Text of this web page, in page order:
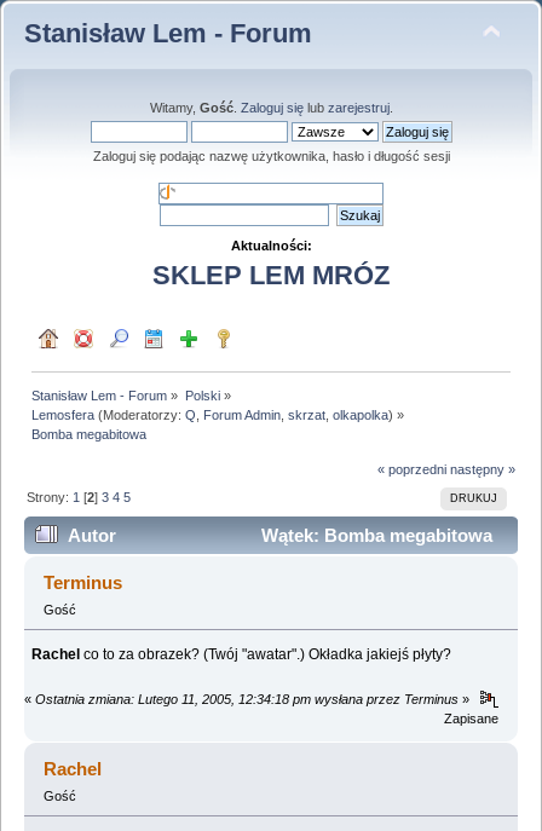
Stanisław Lem - Forum
Witamy, Gość. Zaloguj sięlub zarejestruj.
Zaloguj się podając nazwę użytkownika, hasło i długość sesji
Aktualności:
SKLEP LEM MRÓZ
Stanisław Lem - Forum » Polski»
Lemosfera (Moderatorzy:Q Forum Admin ,skrzat ,olkapolka) »
Bomba megabitowa
« poprzedni następny »
DRUKUJ
Strony: 1 [2]3 4 5
Autor
Wątek: Bomba megabitowa
(Przeczytany 101658 razy)
Terminus
Gość
Rachelco to za obrazek? (Twój "awatar".) Okładka jakiejś płyty?
« Ostatnia zmiana: Lutego 11, 2005, 12:34:18 pm wysłana przez Terminus »
Zapisane
Rachel
Gość